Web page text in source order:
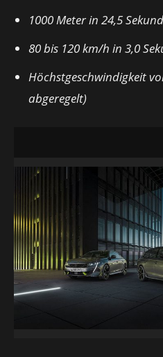
1000 Meter in 24,5
80 bis 120 km/h in 3,0
Höchstgeschwindigkeit
abgeregelt)